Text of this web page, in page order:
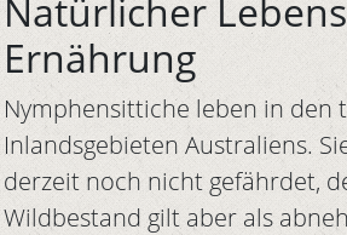
Natürlicher
Ernährung
Nymphensittiche leben in den
Inlandsgebieten Australiens.
derzeit noch nicht gefährdet,
Wildbestand gilt aber als